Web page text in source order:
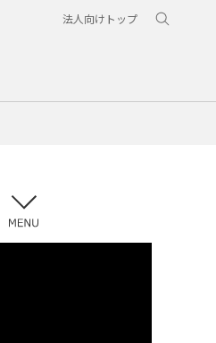
法人向けトップ